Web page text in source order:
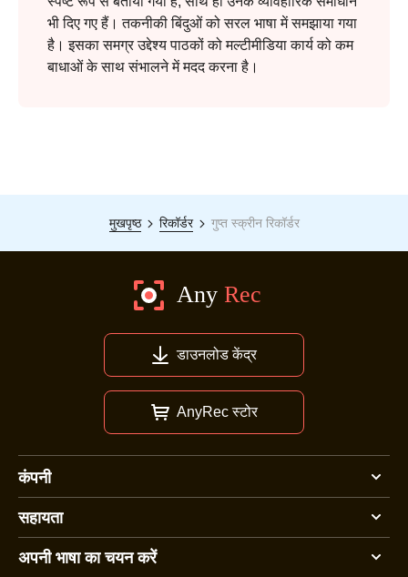
भी दिए गए हैं। तकनीकी बिंदुओं को सरल भाषा में समझाया गया
है। इसका समग्र उद्देश्य पाठकों को मल्टीमीडिया कार्य को कम
बाधाओं के साथ संभालने में मदद करना है।
मुखपृष्ठ रिकॉर्डर गुप्त स्क्रीन रिकॉर्डर
डाउनलोड केंद्र
AnyRec स्टोर
कंपनी
सहायता
अपनी भाषा का चयन करें